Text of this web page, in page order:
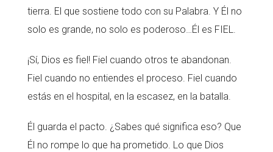
tierra. El que sostiene todo con su Palabra. Y Él no
solo es grande, no solo es poderoso…Él es FIEL.
¡Sí, Dios es fiel! Fiel cuando otros te abandonan.
Fiel cuando no entiendes el proceso. Fiel cuando
estás en el hospital, en la escasez, en la batalla.
Él guarda el pacto. ¿Sabes qué significa eso? Que
Él no rompe lo que ha prometido. Lo que Dios